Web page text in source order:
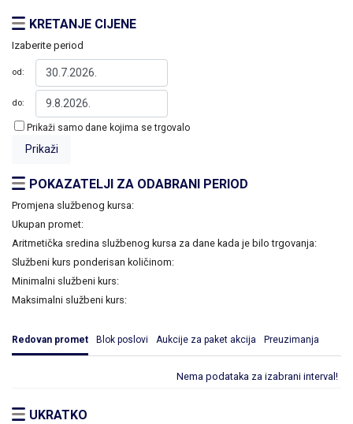
KRETANJE CIJENE
Izaberite period
od:
do:
Prikaži samo dane kojima se trgovalo
POKAZATELJI ZA ODABRANI PERIOD
Promjena službenog kursa:
Ukupan promet:
Aritmetička sredina službenog kursa za dane kada je bilo trgovanja:
Službeni kurs ponderisan količinom:
Minimalni službeni kurs:
Maksimalni službeni kurs:
Redovan promet Blok poslovi Aukcije za paket akcija Preuzimanja
Nema podataka za izabrani interval!
UKRATKO